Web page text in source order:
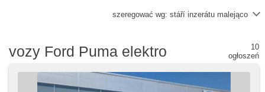
szeregować wg: stáří inzerátu malejąco
vozy Ford Puma elektro
10
ogłoszeń